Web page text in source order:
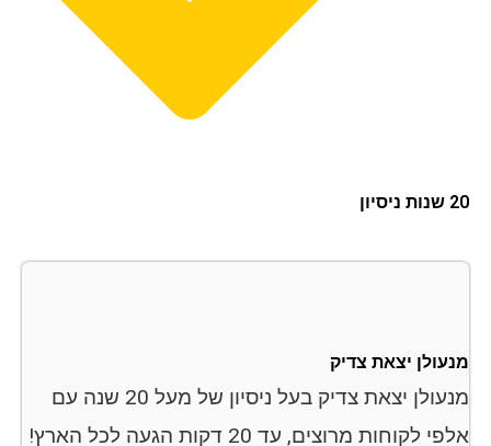
יצאת צדיק
מנעולן יצאת צדיק בעל ניסיון של מעל 20 שנה עם
אלפי לקוחות מרוצים, עד 20 דקות הגעה לכל הארץ!